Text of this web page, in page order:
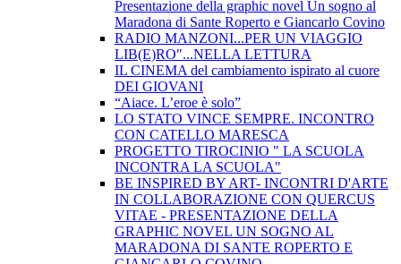
Presentazione della graphic novel Un sogno al
Maradona di Sante Roperto e Giancarlo Covino
RADIO MANZONI...PER UN VIAGGIO
LIB(E)RO"...NELLA LETTURA
IL CINEMA del cambiamento ispirato al cuore
DEI GIOVANI
“Aiace. L’eroe è solo”
LO STATO VINCE SEMPRE. INCONTRO
CON CATELLO MARESCA
PROGETTO TIROCINIO " LA SCUOLA
INCONTRA LA SCUOLA"
BE INSPIRED BY ART- INCONTRI D'ARTE
IN COLLABORAZIONE CON QUERCUS
VITAE - PRESENTAZIONE DELLA
GRAPHIC NOVEL UN SOGNO AL
MARADONA DI SANTE ROPERTO E